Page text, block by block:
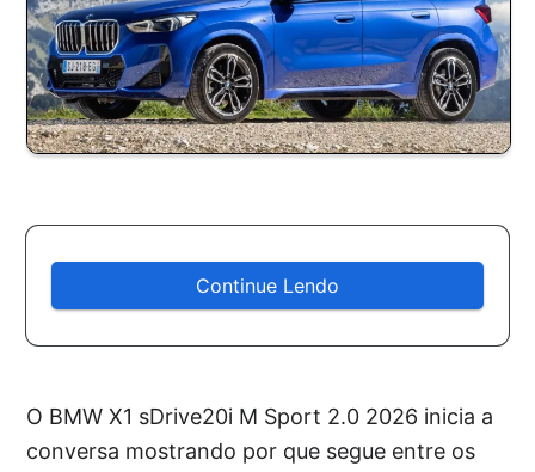
Continue Lendo
O BMW X1 sDrive20i M Sport 2.0 2026 inicia a
conversa mostrando por que segue entre os